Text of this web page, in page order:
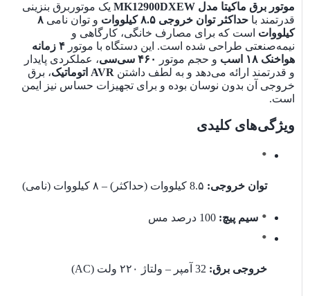
نوع استارت:کیلس استارت برای روشن شدن سریع +
هندل دستی برای شرایط اضطراری
موتور برق ماکیتا مدل MK12900DXEW
یک موتوربرق بنزینی
قدرتمند با حداکثر توان خروجی ۸.۵ کیلووات و توان نامی ۸
کیلووات است که برای مصارف خانگی، کارگاهی و
نیمه‌صنعتی طراحی شده است. این دستگاه با موتور
۴ زمانه
هواخنک ۱۸ اسب
و حجم موتور ۴۶۰ سی‌سی
، عملکردی پایدار
و قدرتمند ارائه می‌دهد و به لطف داشتن AVR اتوماتیک
، برق
خروجی آن بدون نوسان بوده و برای تجهیزات حساس نیز ایمن
است.
ویژگی‌های کلیدی
توان خروجی:
سیم پیچ:
خروجی برق: